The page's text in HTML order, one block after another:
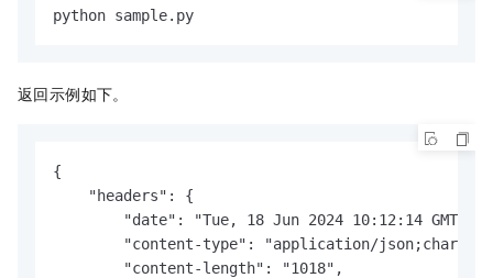
python sample.py
返回示例如下。
{
    "headers": {
        "date": "Tue, 18 Jun 2024 10:12:14 GMT",
"content-type": "application/
        "content-length": "1018",